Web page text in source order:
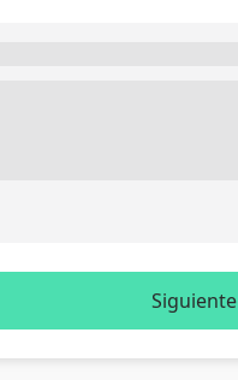
Siguiente